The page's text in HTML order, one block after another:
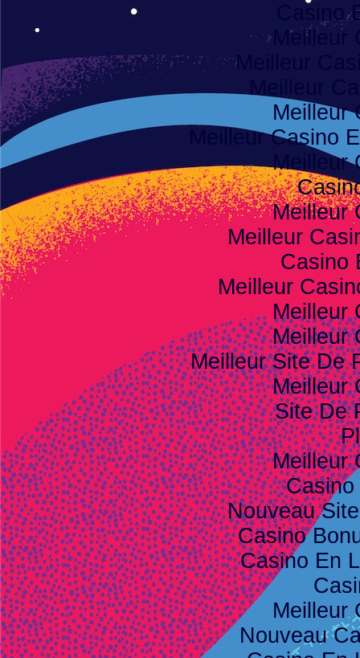
Casino
Meilleur
Meilleur
Meilleur
Meilleur
Meilleur Casino
Meilleur
Meilleur
Meilleur
Casino
Meilleur
Meilleur
Meilleur
Meilleur Site De
Meilleur
Site De
Meilleur
Casino
Nouveau
Casino
Casino En
Meilleur
Nouveau